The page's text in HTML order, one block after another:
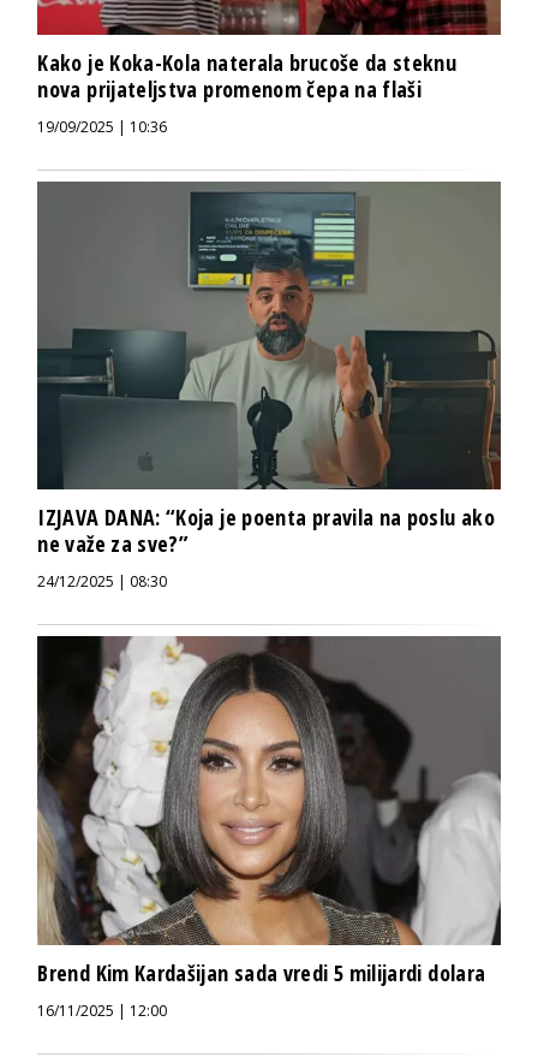
Kako je Koka-Kola naterala brucoše da steknu
nova prijateljstva promenom čepa na flaši
19/09/2025 | 10:36
IZJAVA DANA: “Koja je poenta pravila na poslu ako
ne važe za sve?”
24/12/2025 | 08:30
Brend Kim Kardašijan sada vredi 5 milijardi dolara
16/11/2025 | 12:00